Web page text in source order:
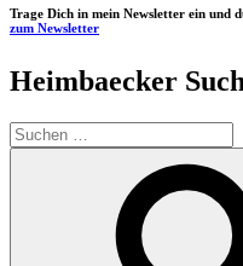
Trage Dich in mein Newsletter ein und
zum Newsletter
Heimbaecker
Suchen
nach: